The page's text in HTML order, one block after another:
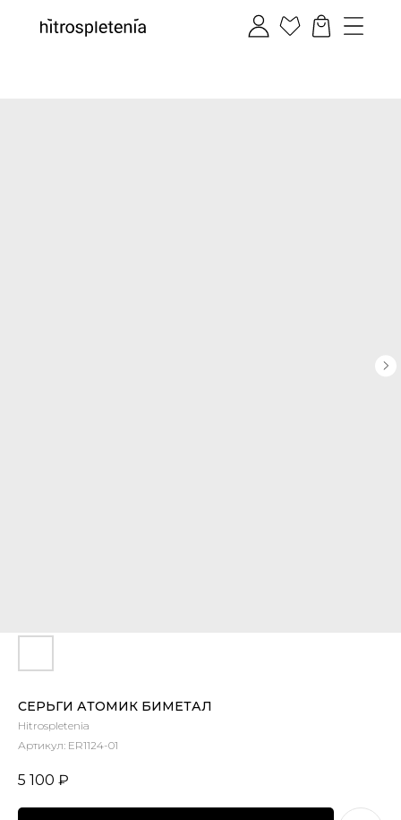
СЕРЬГИ АТОМИК БИМЕТАЛ
Hitrospletenia
Артикул: ER1124-01
5 100 ₽